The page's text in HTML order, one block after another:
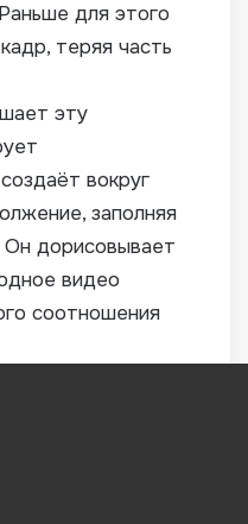
для этого
теряя часть
эту
вокруг
заполняя
Он дорисовывает
видео
соотношения